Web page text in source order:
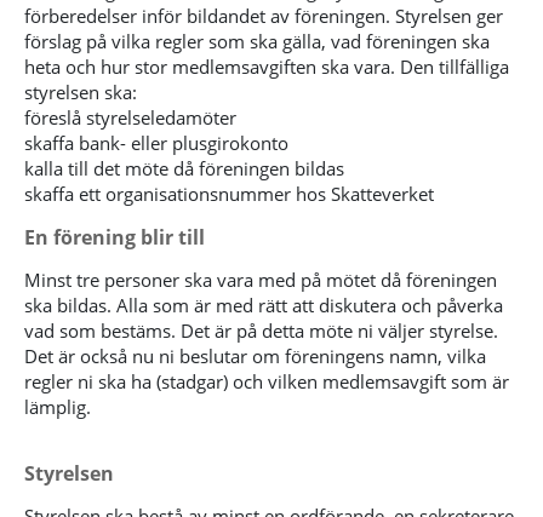
förberedelser inför bildandet av föreningen. Styrelsen ger
förslag på vilka regler som ska gälla, vad föreningen ska
heta och hur stor medlemsavgiften ska vara. Den tillfälliga
styrelsen ska:
föreslå styrelseledamöter
skaffa bank- eller plusgirokonto
kalla till det möte då föreningen bildas
skaffa ett organisationsnummer hos Skatteverket
En förening blir till
Minst tre personer ska vara med på mötet då föreningen
ska bildas. Alla som är med rätt att diskutera och påverka
vad som bestäms. Det är på detta möte ni väljer styrelse.
Det är också nu ni beslutar om föreningens namn, vilka
regler ni ska ha (stadgar) och vilken medlemsavgift som är
lämplig.
Styrelsen